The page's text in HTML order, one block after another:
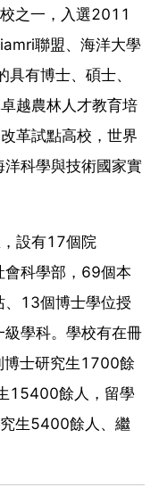
之一，入選2011
聯盟、海洋大學
有博士、碩士、
越農林人才教育培
革試點高校，世界
科學與技術國家實
設有17個院
會科學部，69個本
13個博士學位授
學科。學校有在冊
士研究生1700餘
15400餘人，留學
生5400餘人、繼